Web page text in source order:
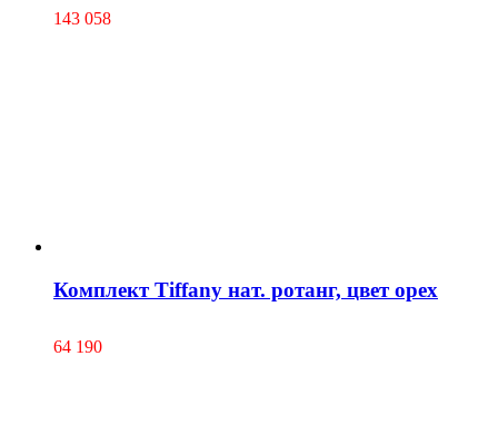
143 058
Комплект Tiffany нат. ротанг, цвет орех
64 190